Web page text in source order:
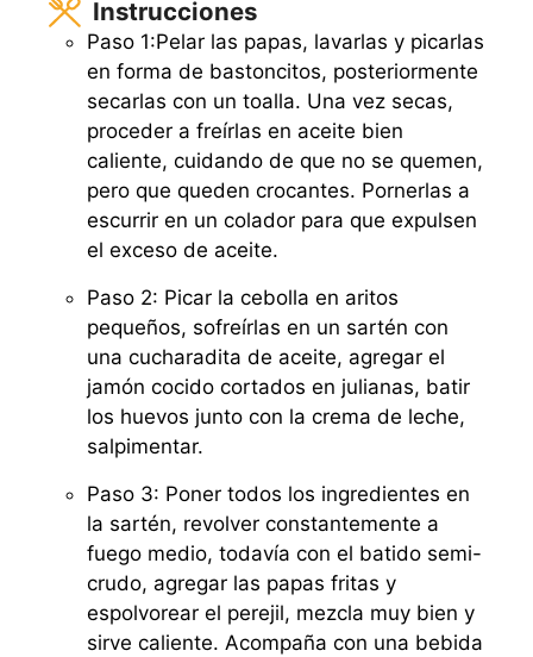
Instrucciones
Paso 1:Pelar las papas, lavarlas y picarlas
en forma de bastoncitos, posteriormente
secarlas con un toalla. Una vez secas,
proceder a freírlas en aceite bien
caliente, cuidando de que no se quemen,
pero que queden crocantes. Pornerlas a
escurrir en un colador para que expulsen
el exceso de aceite.
Paso 2: Picar la cebolla en aritos
pequeños, sofreírlas en un sartén con
una cucharadita de aceite, agregar el
jamón cocido cortados en julianas, batir
los huevos junto con la crema de leche,
salpimentar.
Paso 3: Poner todos los ingredientes en
la sartén, revolver constantemente a
fuego medio, todavía con el batido semi-
crudo, agregar las papas fritas y
espolvorear el perejil, mezcla muy bien y
sirve caliente. Acompaña con una bebida